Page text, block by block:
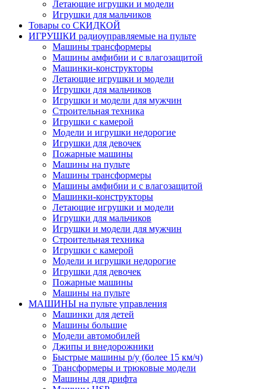
Летающие игрушки и модели
Игрушки для мальчиков
Товары со СКИДКОЙ
ИГРУШКИ радиоуправляемые на пульте
Машины трансформеры
Машины амфибии и с влагозащитой
Машинки-конструкторы
Летающие игрушки и модели
Игрушки для мальчиков
Игрушки и модели для мужчин
Строительная техника
Игрушки с камерой
Модели и игрушки недорогие
Игрушки для девочек
Пожарные машины
Машины на пульте
Машины трансформеры
Машины амфибии и с влагозащитой
Машинки-конструкторы
Летающие игрушки и модели
Игрушки для мальчиков
Игрушки и модели для мужчин
Строительная техника
Игрушки с камерой
Модели и игрушки недорогие
Игрушки для девочек
Пожарные машины
Машины на пульте
МАШИНЫ на пульте управления
Машинки для детей
Машины большие
Модели автомобилей
Джипы и внедорожники
Быстрые машины р/у (более 15 км/ч)
Трансформеры и трюковые модели
Машины для дрифта